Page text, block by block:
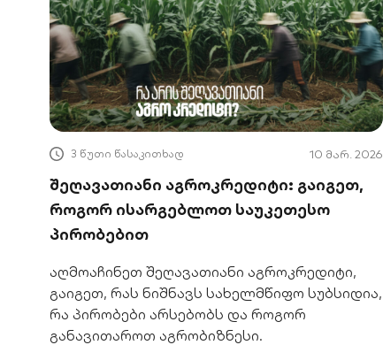
3 წუთი წასაკითხად 10 მარ. 2026
შეღავათიანი აგროკრედიტი: გაიგეთ,
როგორ ისარგებლოთ საუკეთესო
პირობებით
აღმოაჩინეთ შეღავათიანი აგროკრედიტი,
გაიგეთ, რას ნიშნავს სახელმწიფო სუბსიდია,
რა პირობები არსებობს და როგორ
განავითაროთ აგრობიზნესი.